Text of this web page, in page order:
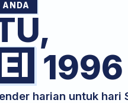
ANDA
1996
harian untuk hari